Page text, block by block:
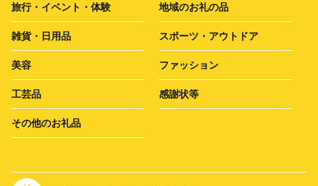
旅行・イベント・体験 地域のお礼の品
雑貨・日用品 スポーツ・アウトドア
美容 ファッション
工芸品 感謝状等
その他のお礼品